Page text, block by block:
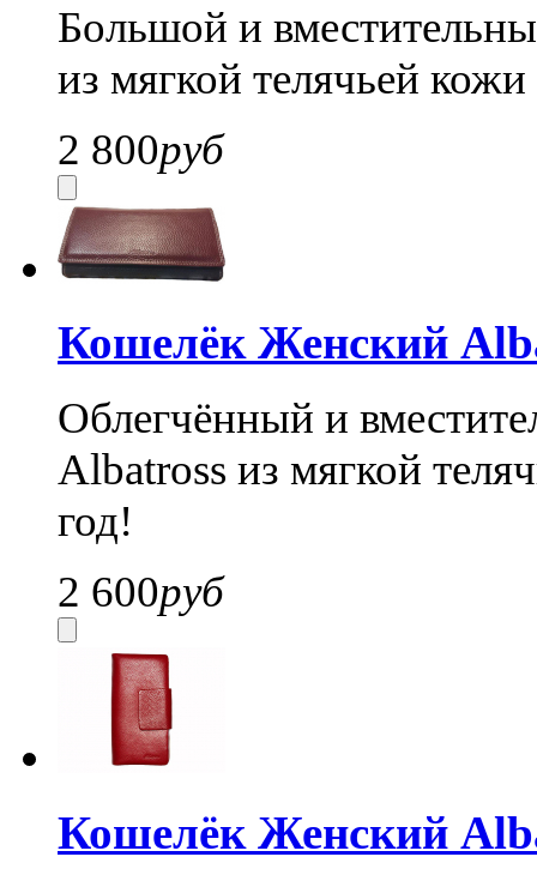
Большой и
из мягкой телячьей
2 800руб
Кошелёк Женский
Облегчённый и
Albatross из мягкой
год!
2 600руб
Кошелёк Женский